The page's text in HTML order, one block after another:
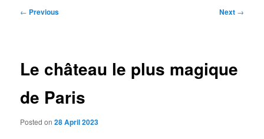
Post
← Previous Next →
Le château le plus magique
de Paris
Posted on28 April 2023